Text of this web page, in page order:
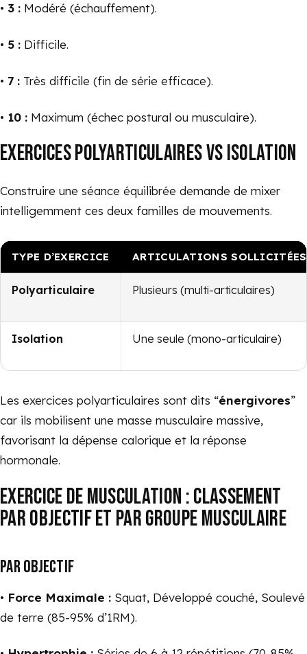
• 3 : Modéré (échauffement).
• 5 : Difficile.
• 7 : Très difficile (fin de série efficace).
• 10 : Maximum (échec postural ou musculaire).
EXERCICES POLYARTICULAIRES VS ISOLATION
Construire une séance équilibrée demande de mixer
intelligemment ces deux familles de mouvements.
TYPE D’EXERCICE ARTICULATIONS SOLLICITÉES
Polyarticulaire Plusieurs (multi-articulaires)
Isolation Une seule (mono-articulaire)
Les exercices polyarticulaires sont dits “énergivores”
car ils mobilisent une masse musculaire massive,
favorisant la dépense calorique et la réponse
hormonale.
EXERCICE DE MUSCULATION : CLASSEMENT
PAR OBJECTIF ET PAR GROUPE MUSCULAIRE
PAR OBJECTIF
• Force Maximale : Squat, Développé couché, Soulevé
de terre (85-95% d’1RM).